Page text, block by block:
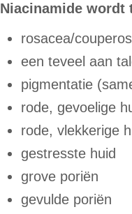
Niacinamide wordt
rosacea/
een teveel aan
pigmentatie
rode, gevoelige
rode, vlekkerige
gestresste huid
grove poriën
gevulde poriën